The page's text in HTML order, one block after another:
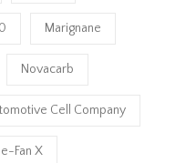
Marignane
Novacarb
Cell Company
e-Fan X